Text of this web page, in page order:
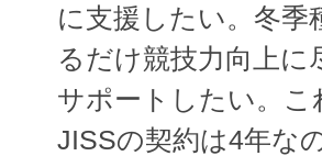
に支援したい。冬
るだけ競技力向上
サポートしたい。
JISSの契約は4年な